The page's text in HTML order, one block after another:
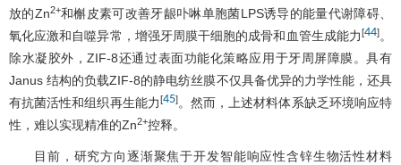
放的Zn2+和槲皮素可改善牙龈卟啉单胞菌LPS诱导的能量代谢障碍、
氧化应激和自噬异常，增强牙周膜干细胞的成骨和血管生成能力[44]。
除水凝胶外，ZIF-8还通过表面功能化策略应用于牙周屏障膜。具有
Janus 结构的负载ZIF-8的静电纺丝膜不仅具备优异的力学性能，还具
有抗菌活性和组织再生能力[45]。然而，上述材料体系缺乏环境响应特
性，难以实现精准的Zn2+控释。
目前，研究方向逐渐聚焦于开发智能响应性含锌生物活性材料